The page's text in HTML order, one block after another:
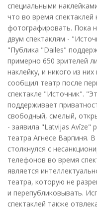
специальными
что во время
фотографировать. Пока
двум спектаклям -
"Публика "Dailes"
примерно 650 зрителей
наклейку, и никого из
сообщил театр после
спектакле "Источник".
поддерживает
свободный, смелый,
- заявила "Latvijas Avīze"
театра Агнесе Варпиня.
столкнулся с
телефонов во время
является
театра, которую не
и перепубликовывать.
спектаклей также